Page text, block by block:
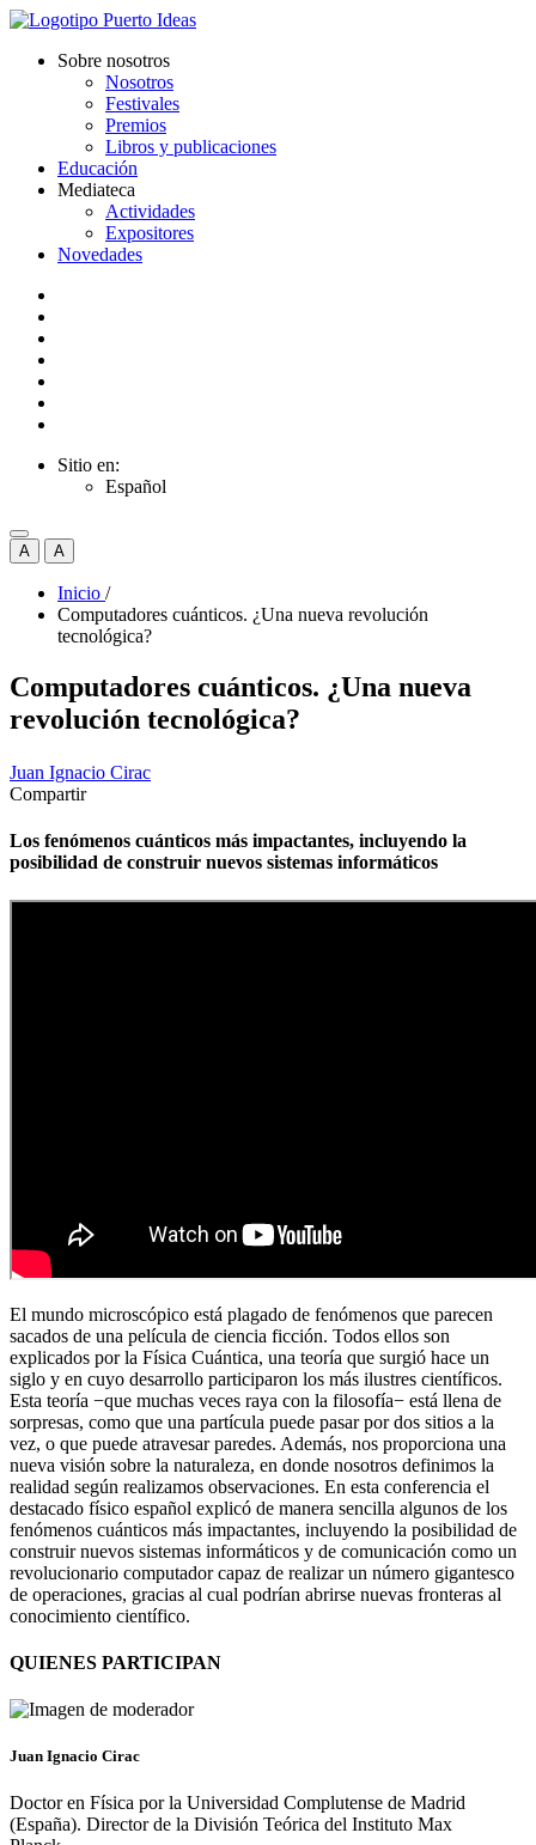
Sobre nosotros
Nosotros
Festivales
Premios
Libros y publicaciones
Educación
Mediateca
Actividades
Expositores
Novedades
Sitio en:
Español
A A
Inicio /
Computadores cuánticos. ¿Una nueva revolución
tecnológica?
Computadores cuánticos. ¿Una nueva
revolución tecnológica?
Juan Ignacio Cirac
Compartir
Los fenómenos cuánticos más impactantes, incluyendo la
posibilidad de construir nuevos sistemas informáticos
El mundo microscópico está plagado de fenómenos que parecen
sacados de una película de ciencia ficción. Todos ellos son
explicados por la Física Cuántica, una teoría que surgió hace un
siglo y en cuyo desarrollo participaron los más ilustres científicos.
Esta teoría −que muchas veces raya con la filosofía− está llena de
sorpresas, como que una partícula puede pasar por dos sitios a la
vez, o que puede atravesar paredes. Además, nos proporciona una
nueva visión sobre la naturaleza, en donde nosotros definimos la
realidad según realizamos observaciones. En esta conferencia el
destacado físico español explicó de manera sencilla algunos de los
fenómenos cuánticos más impactantes, incluyendo la posibilidad de
construir nuevos sistemas informáticos y de comunicación como un
revolucionario computador capaz de realizar un número gigantesco
de operaciones, gracias al cual podrían abrirse nuevas fronteras al
conocimiento científico.
QUIENES PARTICIPAN
Juan Ignacio Cirac
Doctor en Física por la Universidad Complutense de Madrid
(España). Director de la División Teórica del Instituto Max